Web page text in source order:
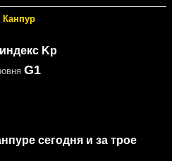
Канпур
Kp
G1
сегодня и за трое